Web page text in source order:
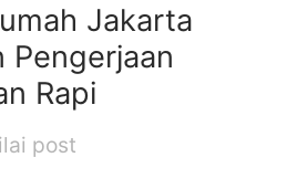
Jakarta
Pengerjaan
Rapi
post